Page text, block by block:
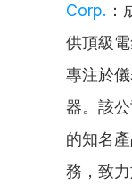
Corp.
供頂級
專注於
器。該
的知名
務，致